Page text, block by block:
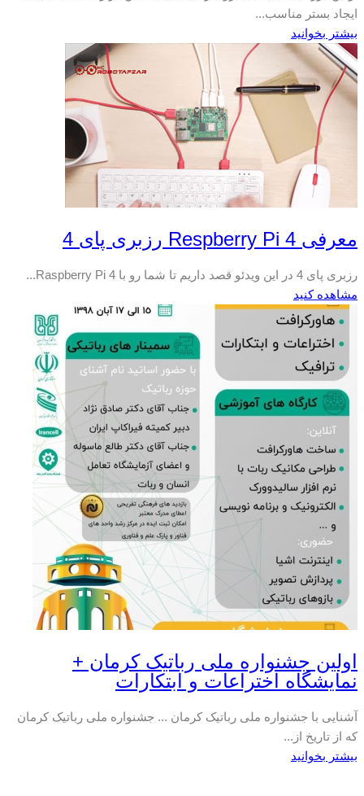
ایجاد بستر مناسب...
بیشتر بخوانید
معرفی Respberry Pi 4 رزبری پای 4
رزبری پای 4 در این ویدئو قصد داریم تا شما رو با Raspberry Pi 4...
مشاهده کنید
اولین جشنواره ملی رباتیک کرمان +
نمایشگاه اختراعات و ابتکارات
آشنایی با جشنواره ملی رباتیک کرمان ... جشنواره ملی رباتیک کرمان
که از تاریخ از...
بیشتر بخوانید